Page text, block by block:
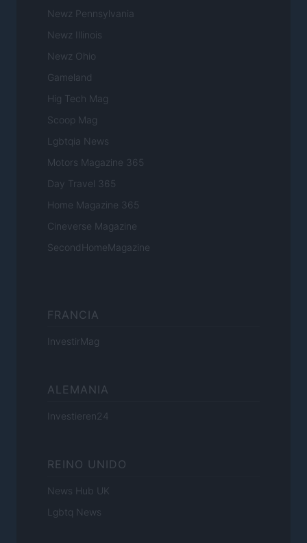
Newz Pennsylvania
Newz Illinois
Newz Ohio
Gameland
Hig Tech Mag
Scoop Mag
Lgbtqia News
Motors Magazine 365
Day Travel 365
Home Magazine 365
Cineverse Magazine
SecondHomeMagazine
FRANCIA
InvestirMag
ALEMANIA
Investieren24
REINO UNIDO
News Hub UK
Lgbtq News